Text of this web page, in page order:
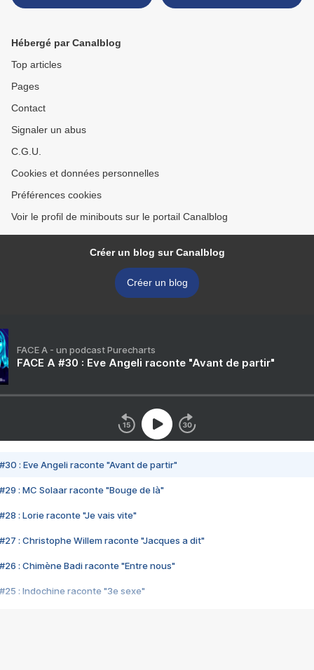
Hébergé par Canalblog
Top articles
Pages
Contact
Signaler un abus
C.G.U.
Cookies et données personnelles
Préférences cookies
Voir le profil de minibouts sur le portail Canalblog
Créer un blog sur Canalblog
Créer un blog
FACE A - un podcast Purecharts
FACE A #30 : Eve Angeli raconte "Avant de partir"
#30 : Eve Angeli raconte "Avant de partir"
#29 : MC Solaar raconte "Bouge de là"
#28 : Lorie raconte "Je vais vite"
#27 : Christophe Willem raconte "Jacques a dit"
#26 : Chimène Badi raconte "Entre nous"
#25 : Indochine raconte "3e sexe"